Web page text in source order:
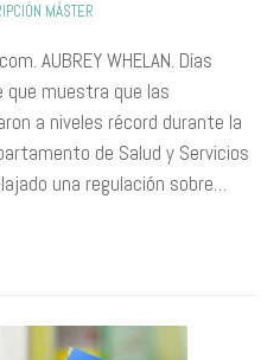
MÁSTER
AUBREY WHELAN. Días
que muestra que las
a niveles récord durante la
de Salud y Servicios
una regulación sobre…